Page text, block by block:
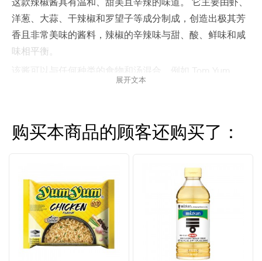
洋葱、大蒜、干辣椒和罗望子等成分制成，创造出极其芳
香且非常美味的酱料，辣椒的辛辣味与甜、酸、鲜味和咸
味相平衡。
该酱可以与任何种类的食物和汤混合，例如 Tom Yum
汤，涂抹在面包或三明治上，用于煎炒，拌入米饭或加入
黑色泰式辣椒酱是任何需要辣味刺激的菜肴的完美补充。
展开文本
购买本商品的顾客还购买了：